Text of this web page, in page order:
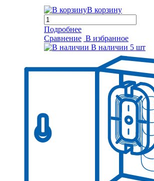
В корзину
Подробнее
Сравнение В избранное
В наличии 5 шт